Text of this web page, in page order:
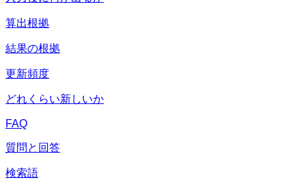
算出根拠
結果の根拠
更新頻度
どれくらい新しいか
FAQ
質問と回答
検索語